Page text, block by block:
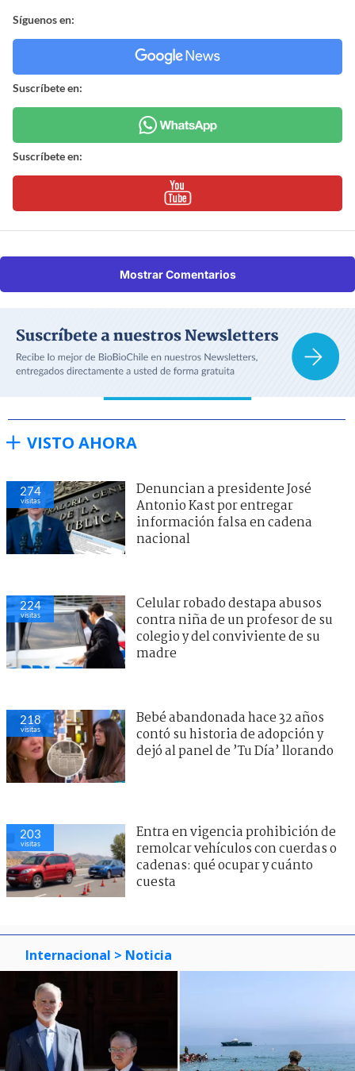
Síguenos en:
Suscríbete en:
Suscríbete en:
Mostrar Comentarios
VISTO AHORA
274
visitas
Denuncian a presidente José
Antonio Kast por entregar
información falsa en cadena
nacional
224
visitas
Celular robado destapa abusos
contra niña de un profesor de su
colegio y del conviviente de su
madre
218
visitas
Bebé abandonada hace 32 años
contó su historia de adopción y
dejó al panel de ’Tu Día’ llorando
203
visitas
Entra en vigencia prohibición de
remolcar vehículos con cuerdas o
cadenas: qué ocupar y cuánto
cuesta
Internacional > Noticia